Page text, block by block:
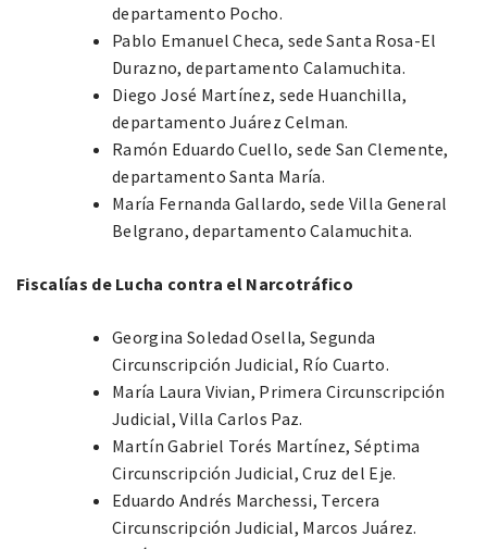
departamento Pocho.
Pablo Emanuel Checa, sede Santa Rosa-El
Durazno, departamento Calamuchita.
Diego José Martínez, sede Huanchilla,
departamento Juárez Celman.
Ramón Eduardo Cuello, sede San Clemente,
departamento Santa María.
María Fernanda Gallardo, sede Villa General
Belgrano, departamento Calamuchita.
Fiscalías de Lucha contra el Narcotráfico
Georgina Soledad Osella, Segunda
Circunscripción Judicial, Río Cuarto.
María Laura Vivian, Primera Circunscripción
Judicial, Villa Carlos Paz.
Martín Gabriel Torés Martínez, Séptima
Circunscripción Judicial, Cruz del Eje.
Eduardo Andrés Marchessi, Tercera
Circunscripción Judicial, Marcos Juárez.